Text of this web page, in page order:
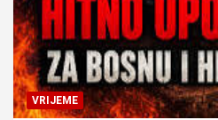
VRIJEME